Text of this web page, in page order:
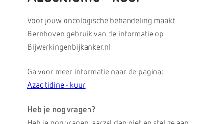
Voor jouw oncologische behandeling maakt
Bernhoven gebruik van de informatie op
Bijwerkingenbijkanker.nl
Ga voor meer informatie naar de pagina:
Azacitidine - kuur
Heb je nog vragen?